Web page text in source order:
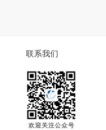
联系我们
欢迎关注公众号